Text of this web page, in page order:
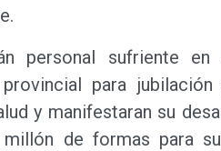
personal sufriente
provincial para
y manifestaran su
de formas para